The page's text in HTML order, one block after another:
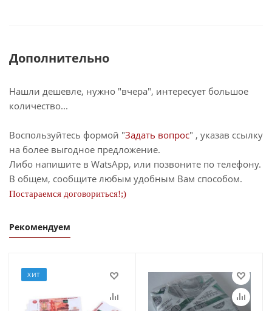
Дополнительно
Нашли дешевле, нужно "вчера", интересует большое
количество...
Воспользуйтесь формой "Задать вопрос" , указав ссылку
на более выгодное предложение.
Либо напишите в WatsApp, или позвоните по телефону.
В общем, сообщите любым удобным Вам способом.
Постараемся договориться!;)
Рекомендуем
ХИТ